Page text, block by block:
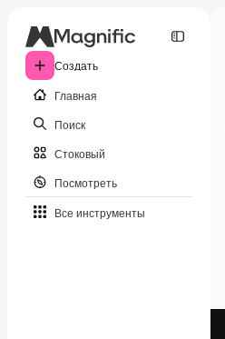
Создать
Главная
Поиск
Стоковый
Посмотреть
Все инструменты